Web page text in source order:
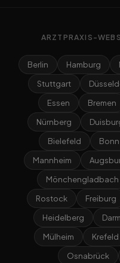
ARZTPRAXIS-
Berlin Hamburg
Stuttgart
Essen
Bremen
Nürnberg
Bielefeld
Bonn
Mannheim
Mönchengladbach
Rostock
Freiburg
Heidelberg
Mülheim
Krefeld
Osnabrück